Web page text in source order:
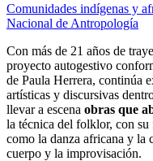
Comunidades indígenas y
Nacional de Antropología
Con más de 21 años de
proyecto autogestivo
de Paula Herrera, continúa
artísticas y discursivas
llevar a escena obras que
la técnica del folklor, con su
como la danza africana y la
cuerpo y la improvisación.